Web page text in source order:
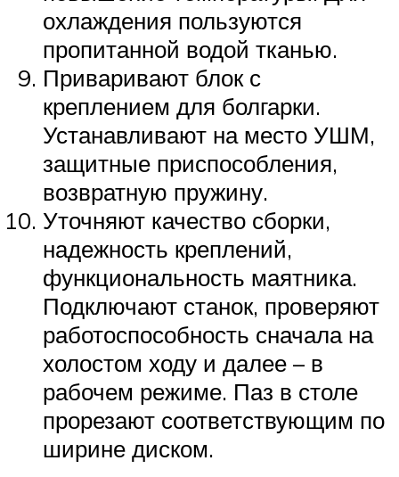
охлаждения пользуются
пропитанной водой тканью.
Приваривают блок с
креплением для болгарки.
Устанавливают на место УШМ,
защитные приспособления,
возвратную пружину.
Уточняют качество сборки,
надежность креплений,
функциональность маятника.
Подключают станок, проверяют
работоспособность сначала на
холостом ходу и далее – в
рабочем режиме. Паз в столе
прорезают соответствующим по
ширине диском.